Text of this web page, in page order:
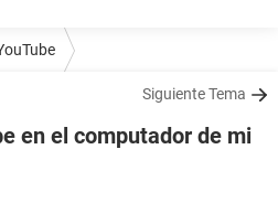
Siguiente Tema
en el computador de mi